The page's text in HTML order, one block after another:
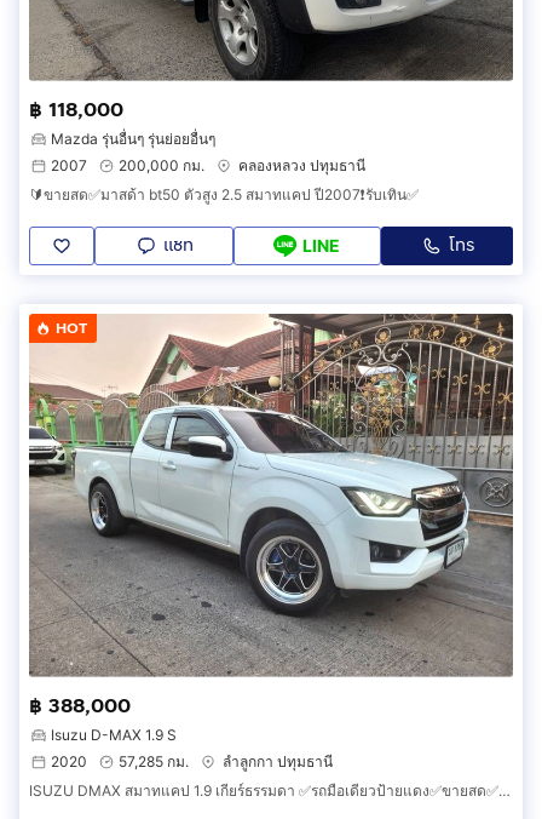
฿ 118,000
Mazda รุ่นอื่นๆ รุ่นย่อยอื่นๆ
2007
200,000 กม.
คลองหลวง ปทุมธานี
🔰ขายสด✅มาสด้า bt50 ตัวสูง 2.5 สมาทแคป ปี2007❗️รับเทิน✅
แชท LINE โทร
HOT
฿ 388,000
Isuzu D-MAX 1.9 S
2020
57,285 กม.
ลำลูกกา ปทุมธานี
ISUZU DMAX สมาทแคป 1.9 เกียร์ธรรมดา ✅รถมือเดียวป้ายแดง✅ขายสด✅จัดไฟแนนซ์✅รับเทิน✅